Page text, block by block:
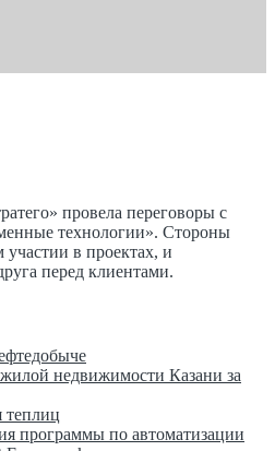
провела переговоры с
технологии». Стороны
участии в проектах, и
перед клиентами.
недвижимости Казани за
теплиц
программы по автоматизации